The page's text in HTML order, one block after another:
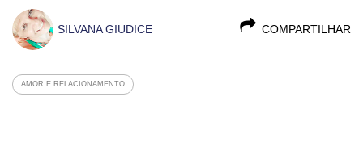
COMPARTILHAR
SILVANA GIUDICE
AMOR E RELACIONAMENTO